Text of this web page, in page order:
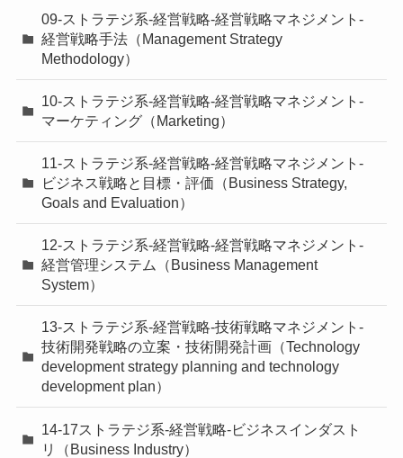
09-ストラテジ系-経営戦略-経営戦略マネジメント-
経営戦略手法（Management Strategy
Methodology）
10-ストラテジ系-経営戦略-経営戦略マネジメント-
マーケティング（Marketing）
11-ストラテジ系-経営戦略-経営戦略マネジメント-
ビジネス戦略と目標・評価（Business Strategy,
Goals and Evaluation）
12-ストラテジ系-経営戦略-経営戦略マネジメント-
経営管理システム（Business Management
System）
13-ストラテジ系-経営戦略-技術戦略マネジメント-
技術開発戦略の立案・技術開発計画（Technology
development strategy planning and technology
development plan）
14-17ストラテジ系-経営戦略-ビジネスインダスト
リ（Business Industry）